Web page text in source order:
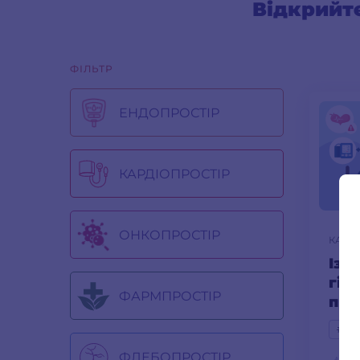
ФІЛЬТР
ЕНДОПРОСТІР
КАРДІОПРОСТІР
ОНКОПРОСТІР
ФАРМПРОСТІР